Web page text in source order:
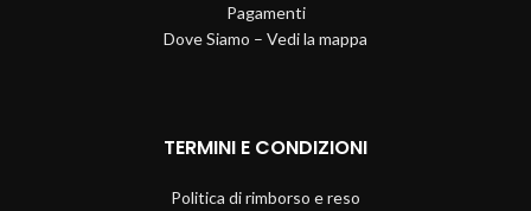
Pagamenti
Dove Siamo – Vedi la mappa
TERMINI E CONDIZIONI
Politica di rimborso e reso